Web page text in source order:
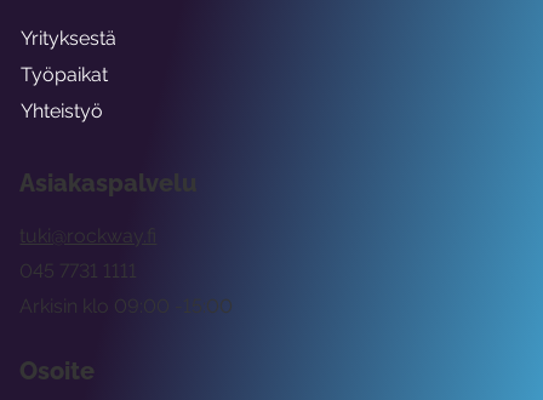
Asiakaspalvelu
tuki@rockway.fi
Arkisin klo 09:00 -15:00
045 7731 1111
Osoite
Yrityksestä
Työpaikat
Yhteistyö